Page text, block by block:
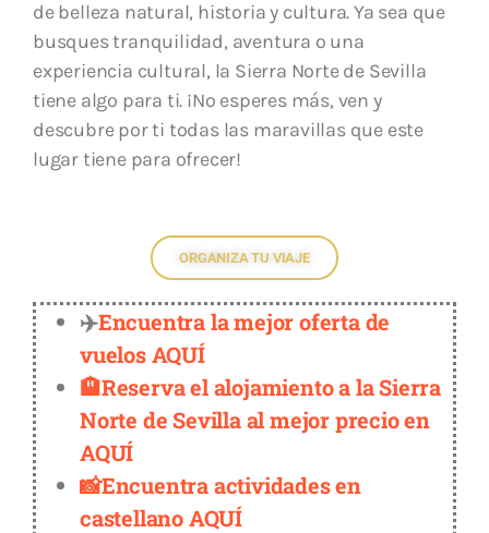
de belleza natural, historia y cultura. Ya sea que
busques tranquilidad, aventura o una
experiencia cultural, la Sierra Norte de Sevilla
tiene algo para ti. ¡No esperes más, ven y
descubre por ti todas las maravillas que este
lugar tiene para ofrecer!
ORGANIZA TU VIAJE
✈️Encuentra la mejor oferta de
vuelos AQUÍ
🏨Reserva el alojamiento a la Sierra
Norte de Sevilla al mejor precio en
AQUÍ
📸Encuentra actividades en
castellano AQUÍ